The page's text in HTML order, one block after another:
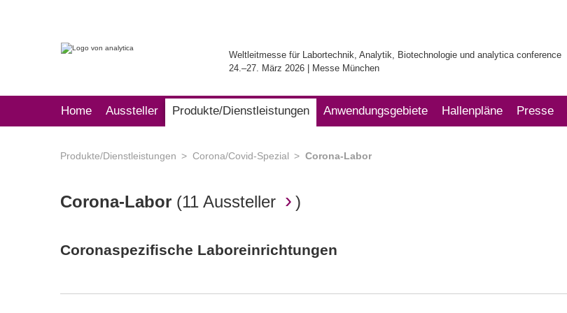
Weltleitmesse für Labortechnik, Analytik, Biotechnologie und analytica conference
24.–27. März 2026 | Messe München
Home Aussteller Produkte/Dienstleistungen Anwendungsgebiete Hallenpläne Presse
Produkte/Dienstleistungen Corona/Covid-Spezial Corona-Labor
Corona-Labor (11 Aussteller )
Coronaspezifische Laboreinrichtungen